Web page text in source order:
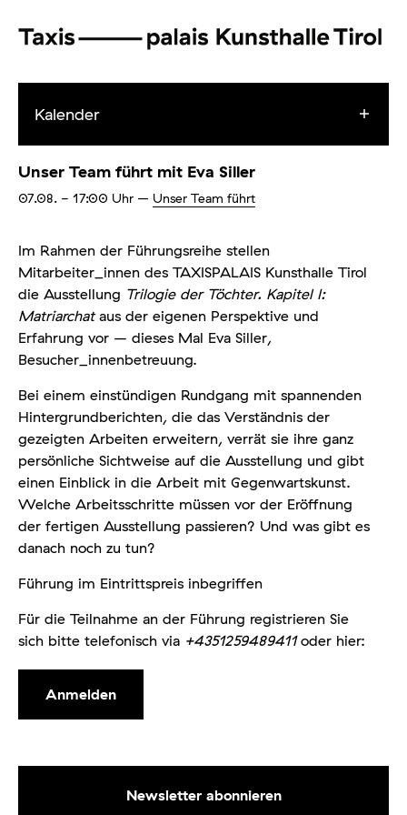
Kalender
Unser Team führt mit Eva Siller
07.08. - 17:00 Uhr – Unser Team führt
Im Rahmen der Führungsreihe stellen
Mitarbeiter_innen des TAXISPALAIS Kunsthalle Tirol
die Ausstellung Trilogie der Töchter. Kapitel I:
Matriarchataus der eigenen Perspektive und
Erfahrung vor – dieses Mal Eva Siller,
Besucher_innenbetreuung.
Bei einem einstündigen Rundgang mit spannenden
Hintergrundberichten, die das Verständnis der
gezeigten Arbeiten erweitern, verrät sie ihre ganz
persönliche Sichtweise auf die Ausstellung und gibt
einen Einblick in die Arbeit mit Gegenwartskunst.
Welche Arbeitsschritte müssen vor der Eröffnung
der fertigen Ausstellung passieren? Und was gibt es
danach noch zu tun?
Führung im Eintrittspreis inbegriffen
Für die Teilnahme an der Führung registrieren Sie
sich bitte telefonisch via +4351259489411oder hier:
Anmelden